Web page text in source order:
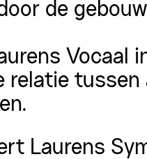
de
Vocaal
relatie
Laurens